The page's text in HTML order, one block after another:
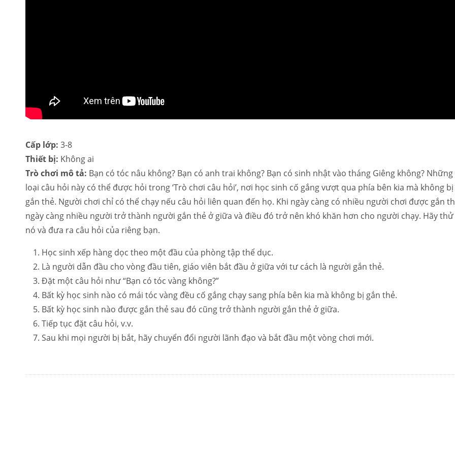
Cấp lớp: 3-8
Thiết bị: Không ai
Trò chơi mô tả: Bạn có tóc nâu không? Bạn có anh trai không? Bạn có sinh nhật vào tháng Giêng không? Những
loại câu hỏi này có thể được hỏi trong ‘Trò chơi câu hỏi’, nơi học sinh cố gắng vượt qua phía bên kia mà không bị
gắn thẻ. Người chơi chỉ có thể chạy nếu câu hỏi liên quan đến họ. Khi ngày càng có nhiều người chơi được gắn
ngày càng nhiều người trở thành người gắn thẻ ở giữa và điều đó trở nên khó khăn hơn cho người chạy. Hãy thử
nó và đưa ra câu hỏi của riêng bạn.
Học sinh xếp hàng dọc theo một đầu của phòng tập thể dục.
Là người dẫn đầu cho vòng đầu tiên, giáo viên bắt đầu ở giữa với tư cách là người gắn thẻ.
Đặt một câu hỏi như “Bạn có tóc vàng không?”
Bất kỳ học sinh nào có mái tóc vàng đều cố gắng chạy sang phía bên kia mà không bị gắn thẻ.
Bất kỳ học sinh nào được gắn thẻ sau đó cũng trở thành người gắn thẻ ở giữa.
Tiếp tục đặt câu hỏi, v.v.
Sau khi mọi người bị bắt, hãy chuyển đổi người lãnh đạo và bắt đầu một vòng chơi mới.